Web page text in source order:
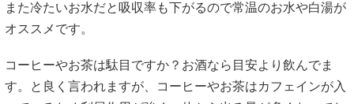
また冷たいお水だと吸収率も下がるので常温のお水や白湯が
オススメです。
コーヒーやお茶は駄目ですか？お酒なら目安より飲んでま
す。と良く言われますが、コーヒーやお茶はカフェインが入